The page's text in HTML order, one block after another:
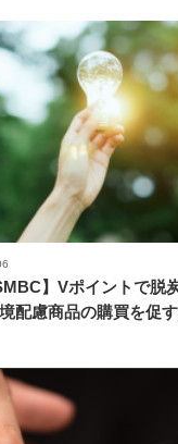
】Vポイントで脱
配慮商品の購買を促